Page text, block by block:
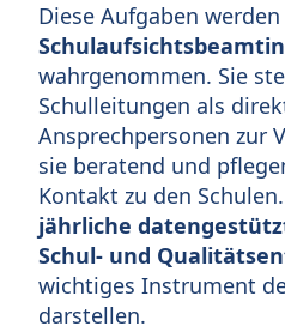
Diese Aufgaben
wahrgenommen. Sie
Schulleitungen als
Ansprechpersonen zur
sie beratend und
Kontakt zu den
jährliche
Schul- und
wichtiges Instrument
darstellen.